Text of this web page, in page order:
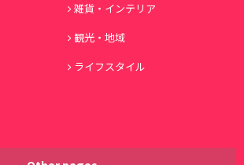
雑貨・インテリア
観光・地域
ライフスタイル